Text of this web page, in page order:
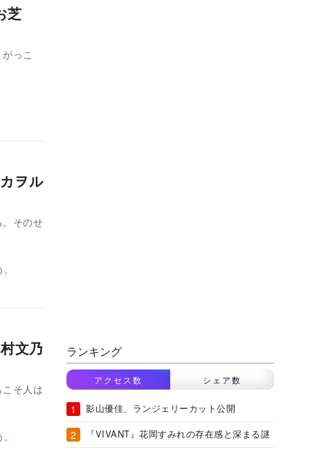
芝
っこ
ヲル
そのせ
文乃
そ人は
ランキング
アクセス数 シェア数
影山優佳、ランジェリーカット公開
『VIVANT』花岡すみれの存在感と深まる謎